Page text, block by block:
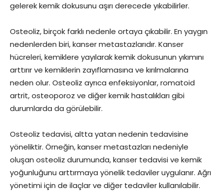
gelerek kemik dokusunu aşırı derecede yıkabilirler.
Osteoliz, birçok farklı nedenle ortaya çıkabilir. En yaygın
nedenlerden biri, kanser metastazlarıdır. Kanser
hücreleri, kemiklere yayılarak kemik dokusunun yıkımını
arttırır ve kemiklerin zayıflamasına ve kırılmalarına
neden olur. Osteoliz ayrıca enfeksiyonlar, romatoid
artrit, osteoporoz ve diğer kemik hastalıkları gibi
durumlarda da görülebilir.
Osteoliz tedavisi, altta yatan nedenin tedavisine
yöneliktir. Örneğin, kanser metastazları nedeniyle
oluşan osteoliz durumunda, kanser tedavisi ve kemik
yoğunluğunu arttırmaya yönelik tedaviler uygulanır. Ağrı
yönetimi için de ilaçlar ve diğer tedaviler kullanılabilir.